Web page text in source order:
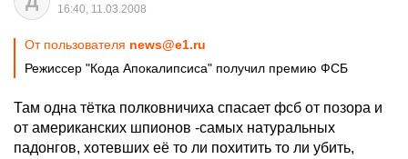
16:40, 11.03.2008
От пользователя news@e1.ru
Режиссер "Кода Апокалипсиса" получил премию ФСБ
Там одна тётка полковничиха спасает фсб от позора и
от американских шпионов -самых натуральных
падонгов, хотевших её то ли похитить то ли убить,